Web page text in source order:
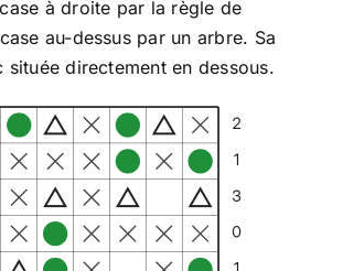
à droite par la règle de
au-dessus par un arbre. Sa
située directement en dessous.